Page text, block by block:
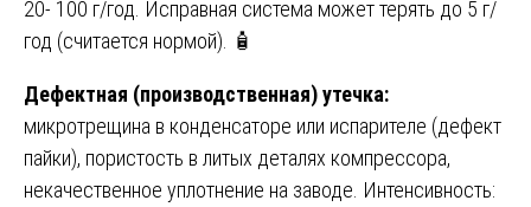
20- 100 г/год. Исправная система может терять до 5 г/
год (считается нормой). 🧴
Дефектная (производственная) утечка:
микротрещина в конденсаторе или испарителе (дефект
пайки), пористость в литых деталях компрессора,
некачественное уплотнение на заводе. Интенсивность: